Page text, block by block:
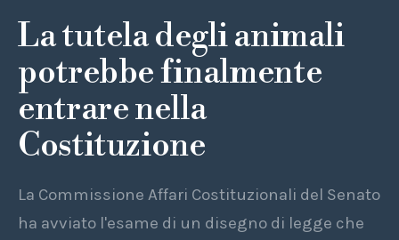
La tutela degli animali
potrebbe finalmente
entrare nella
Costituzione
La Commissione Affari Costituzionali del Senato
ha avviato l'esame di un disegno di legge che